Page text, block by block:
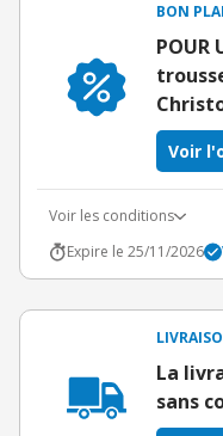
BON
POUR
Voir
Voir les conditions
Expire le 25/11/2026
La
sans